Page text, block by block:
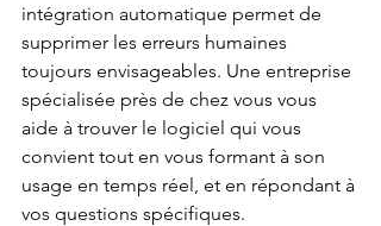
intégration automatique permet de
supprimer les erreurs humaines
toujours envisageables. Une entreprise
spécialisée près de chez vous vous
aide à trouver le logiciel qui vous
convient tout en vous formant à son
usage en temps réel, et en répondant à
vos questions spécifiques.